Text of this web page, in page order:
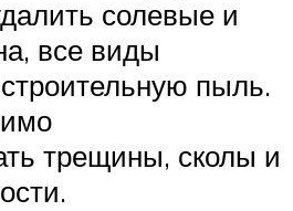
солевые и
все виды
пыль.
трещины, сколы и